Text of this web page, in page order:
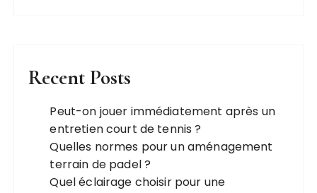
Recent Posts
Peut-on jouer immédiatement après un
entretien court de tennis ?
Quelles normes pour un aménagement
terrain de padel ?
Quel éclairage choisir pour une